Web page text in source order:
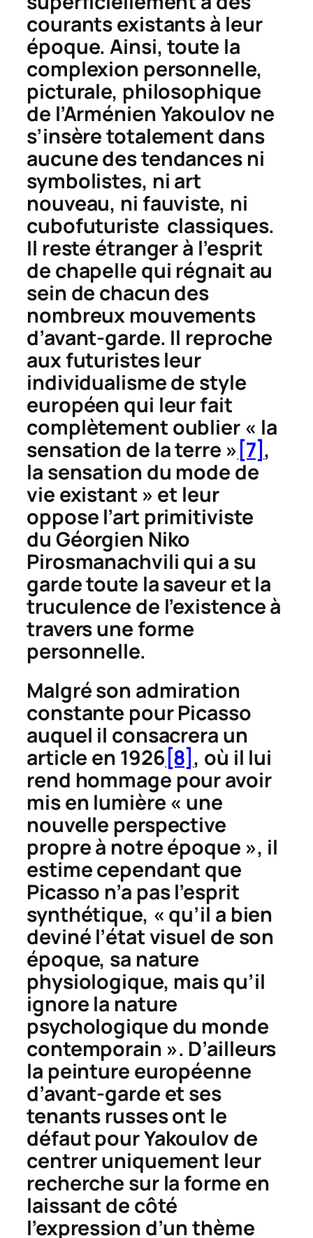
courants existants à leur
époque. Ainsi, toute la
complexion personnelle,
picturale, philosophique
de l’Arménien Yakoulov ne
s’insère totalement dans
aucune des tendances ni
symbolistes, ni art
nouveau, ni fauviste, ni
cubofuturiste classiques.
Il reste étranger à l’esprit
de chapelle qui régnait au
sein de chacun des
nombreux mouvements
d’avant-garde. Il reproche
aux futuristes leur
individualisme de style
européen qui leur fait
complètement oublier « la
sensation de la terre » [7],
la sensation du mode de
vie existant » et leur
oppose l’art primitiviste
du Géorgien Niko
Pirosmanachvili qui a su
garde toute la saveur et la
truculence de l’existence à
travers une forme
personnelle.
Malgré son admiration
constante pour Picasso
auquel il consacrera un
article en 1926 [8] , où il lui
rend hommage pour avoir
mis en lumière « une
nouvelle perspective
propre à notre époque », il
estime cependant que
Picasso n’a pas l’esprit
synthétique, « qu’il a bien
deviné l’état visuel de son
époque, sa nature
physiologique, mais qu’il
ignore la nature
psychologique du monde
contemporain ». D’ailleurs
la peinture européenne
d’avant-garde et ses
tenants russes ont le
défaut pour Yakoulov de
centrer uniquement leur
recherche sur la forme en
laissant de côté
l’expression d’un thème